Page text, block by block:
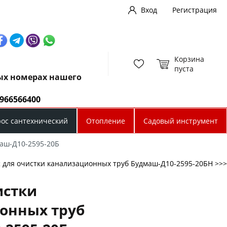
Вход
Регистрация
номерах нашего
Корзина
пуста
сантехнический Отопление Садовый инструмент
Д10-2595-20Б
для очистки канализационных труб Будмаш-Д10-2595-20БН >>>
труб